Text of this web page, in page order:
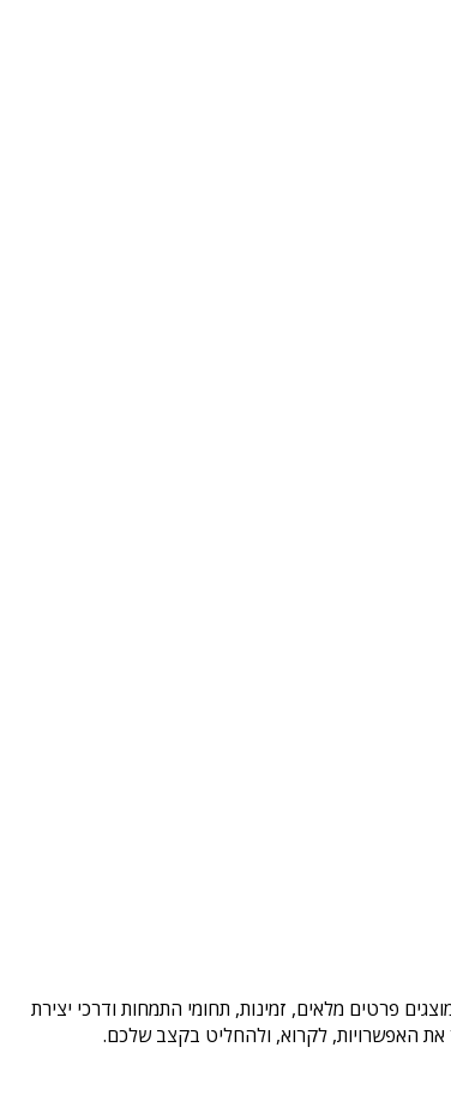
פרטים מלאים, זמינות, תחומי התמחות ודרכי יצירת
האפשרויות, לקרוא, ולהחליט בקצב שלכם.